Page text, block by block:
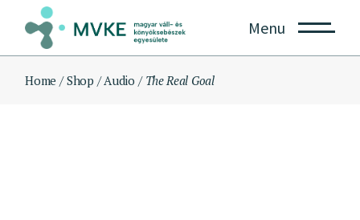
content
Menu
Home Shop Audio The Real Goal